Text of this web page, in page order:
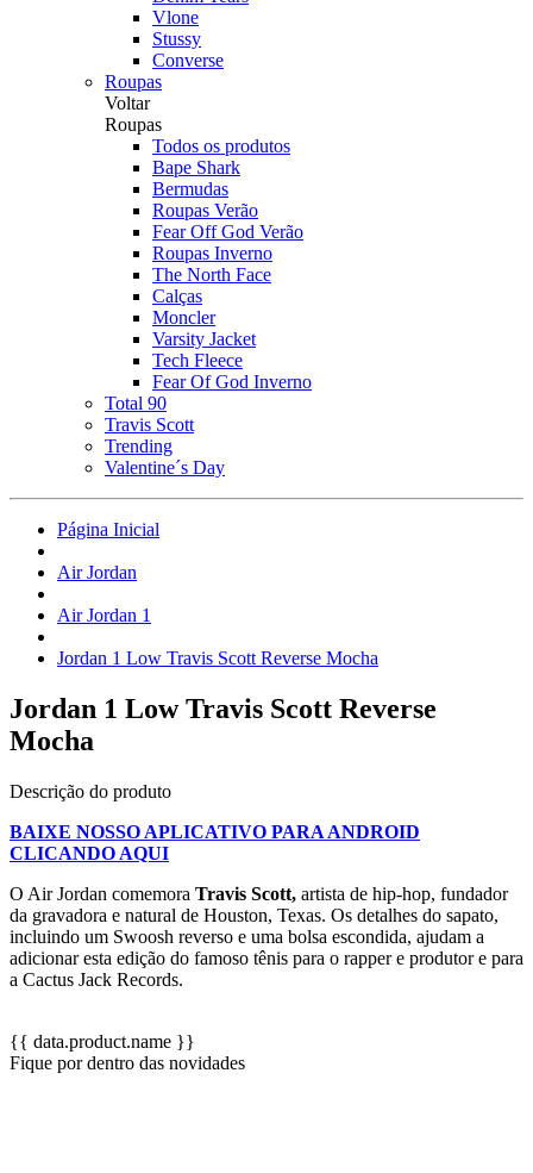
Vlone
Stussy
Converse
Roupas
Voltar
Roupas
Todos os produtos
Bape Shark
Bermudas
Roupas Verão
Fear Off God Verão
Roupas Inverno
The North Face
Calças
Moncler
Varsity Jacket
Tech Fleece
Fear Of God Inverno
Total 90
Travis Scott
Trending
Valentine´s Day
Página Inicial
Air Jordan
Air Jordan 1
Jordan 1 Low Travis Scott Reverse Mocha
Jordan 1 Low Travis Scott Reverse
Mocha
Descrição do produto
BAIXE NOSSO APLICATIVO PARA ANDROID
CLICANDO AQUI
O Air Jordan comemora Travis Scott, artista de hip-hop, fundador
da gravadora e natural de Houston, Texas. Os detalhes do sapato,
incluindo um Swoosh reverso e uma bolsa escondida, ajudam a
adicionar esta edição do famoso tênis para o rapper e produtor e para
a Cactus Jack Records.
{{ data.product.name }}
Fique por dentro das novidades